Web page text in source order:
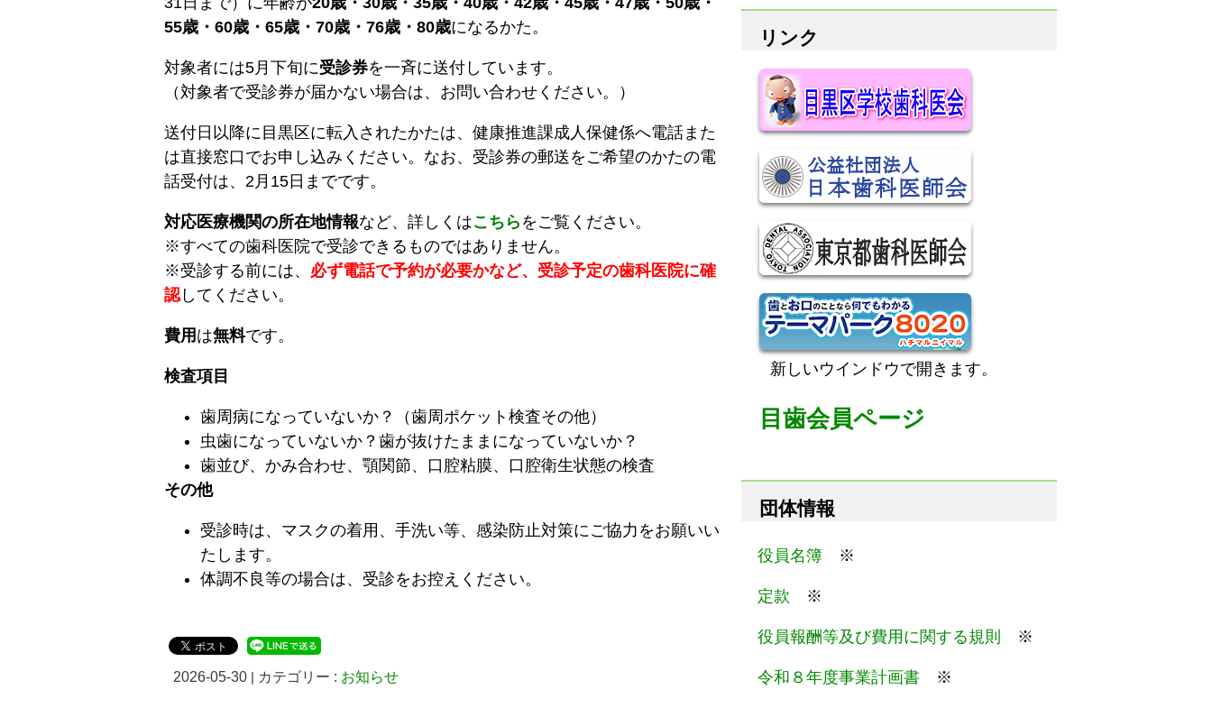
55歳・60歳・65歳・70歳・76歳・80歳になるかた。
対象者には5月下旬に受診券を一斉に送付しています。
（対象者で受診券が届かない場合は、お問い合わせください。）
送付日以降に目黒区に転入されたかたは、健康推進課成人保健係へ電話また
は直接窓口でお申し込みください。なお、受診券の郵送をご希望のかたの電
話受付は、2月15日までです。
対応医療機関の所在地情報など、詳しくはこちら をご覧ください。
※すべての歯科医院で受診できるものではありません。
※受診する前には、 必ず電話で予約が必要かなど、受診予定の歯科医院に確
認してください。
費用 は無料です。
検査項目
歯周病になっていないか？（歯周ポケット検査その他）
虫歯になっていないか？歯が抜けたままになっていないか？
歯並び、かみ合わせ、顎関節、口腔粘膜、口腔衛生状態の検査
その他
受診時は、マスクの着用、手洗い等、感染防止対策にご協力をお願いい
たします。
体調不良等の場合は、受診をお控えください。
2026-05-30 | カテゴリー : お知らせ
リンク
新しいウインドウで開きます。
目歯会員ページ
団体情報
役員名簿 ※
定款 ※
役員報酬等及び費用に関する規則 ※
令和８年度事業計画書 ※